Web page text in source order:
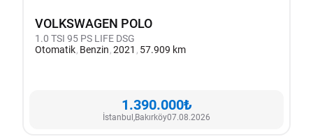
VOLKSWAGEN POLO
1.0 TSI 95 PS LIFE DSG
Otomatik Benzin2021 57.909 km
1.390.000₺
İstanbul,Bakırköy07.08.2026